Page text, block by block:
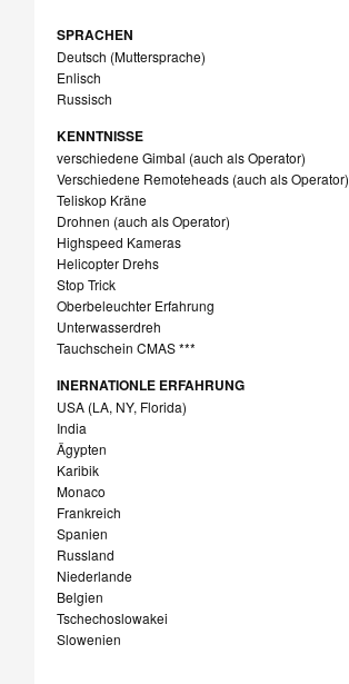
SPRACHEN
Deutsch (Muttersprache)
Enlisch
Russisch
KENNTNISSE
verschiedene Gimbal (auch als Operator)
Verschiedene Remoteheads (auch als Operator)
Teliskop Kräne
Drohnen (auch als Operator)
Highspeed Kameras
Helicopter Drehs
Stop Trick
Oberbeleuchter Erfahrung
Unterwasserdreh
Tauchschein CMAS ***
INERNATIONLE ERFAHRUNG
USA (LA, NY, Florida)
India
Ägypten
Karibik
Monaco
Frankreich
Spanien
Russland
Niederlande
Belgien
Tschechoslowakei
Slowenien